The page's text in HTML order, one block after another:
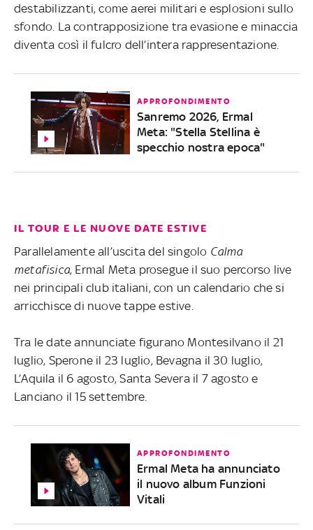
destabilizzanti, come aerei militari e esplosioni sullo
sfondo. La contrapposizione tra evasione e minaccia
diventa così il fulcro dell’intera rappresentazione.
APPROFONDIMENTO
Sanremo 2026, Ermal
Meta: "Stella Stellina è
specchio nostra epoca"
IL TOUR E LE NUOVE DATE ESTIVE
Parallelamente all’uscita del singolo Calma
metafisica, Ermal Meta prosegue il suo percorso live
nei principali club italiani, con un calendario che si
arricchisce di nuove tappe estive.
Tra le date annunciate figurano Montesilvano il 21
luglio, Sperone il 23 luglio, Bevagna il 30 luglio,
L’Aquila il 6 agosto, Santa Severa il 7 agosto e
Lanciano il 15 settembre.
APPROFONDIMENTO
Ermal Meta ha annunciato
il nuovo album Funzioni
Vitali